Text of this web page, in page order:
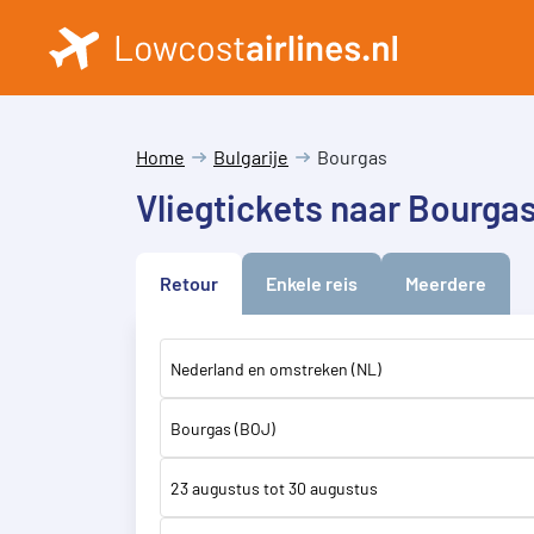
Home Bulgarije Bourgas
Vliegtickets naar
Retour Enkele reis Meerdere